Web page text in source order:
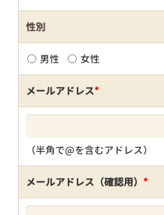
性別
男性 女性
メールアドレス*
（半角で@を含むアドレス）
メールアドレス（確認用） *